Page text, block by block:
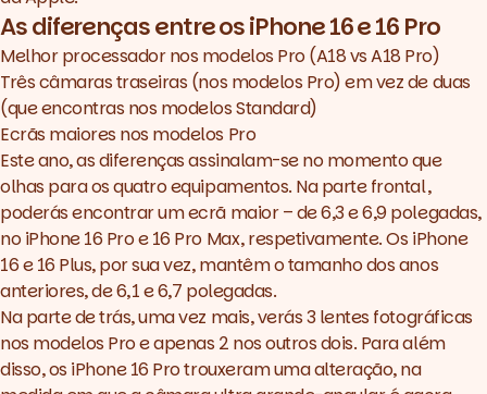
Portugal
Preços do iPhone 16 Plus em
Portugal
Preços do iPhone 16 Pro em
Portugal
Preços do iPhone 16 Pro Max
em Portugal
Características do iPhone 16
Características do modelo
16 Plus
Características do iPhone 16
Pro
Características do iPhone 16
As diferenças entre os iPhone 16 e 16 Pro
Melhor processador nos modelos Pro (A18 vs A18 Pro)
Três câmaras traseiras (nos modelos Pro) em vez de duas
(que encontras nos modelos Standard)
Ecrãs maiores nos modelos Pro
Este ano, as diferenças assinalam-se no momento que
olhas para os quatro equipamentos. Na parte frontal,
poderás encontrar um ecrã maior – de 6,3 e 6,9 polegadas,
no iPhone 16 Pro e 16 Pro Max, respetivamente. Os iPhone
16 e 16 Plus, por sua vez, mantêm o tamanho dos anos
anteriores, de 6,1 e 6,7 polegadas.
Na parte de trás, uma vez mais, verás 3 lentes fotográficas
nos modelos Pro e apenas 2 nos outros dois. Para além
disso, os iPhone 16 Pro trouxeram uma alteração, na